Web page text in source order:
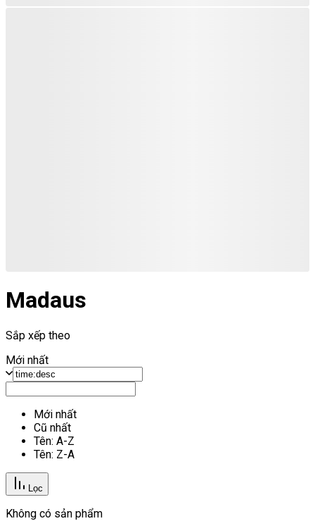
Madaus
Sắp xếp theo
Mới nhất
Mới nhất
Cũ nhất
Tên: A-Z
Tên: Z-A
Lọc
Không có sản phẩm